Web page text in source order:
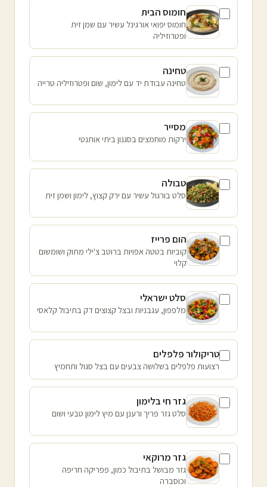
חומוס הבית
חומוס יפואי אורגינל עשיר עם שמן זית
ופטרוזיליה
טחינה
טחינה עבודת יד עם לימון, שום ופטרוזיליה טרייה
מסייר
ירקות מוחמצים בסגנון ביתי אותנטי
טבולה
סלט בורגול עשיר עם ירק קצוץ, לימון ושמן זית
הום פרייז
קוביות בטטה אפויות ברוטב צ'ילי מתוק ושומשום
קלוי
סלט ישראלי
מלפפון, עגבניות ובצל קצוצים דק בתיבול קלאסי
טריקולור פלפלים
רצועות פלפלים בשלושה צבעים עם בצל סגול ותחמיץ
גזר חי בלימון
סלט גזר פריך ורענן עם מיץ לימון טבעי ושום
גזר מרוקאי
גזר מבושל בתיבול כמון, פפריקה חריפה
וכוסברה